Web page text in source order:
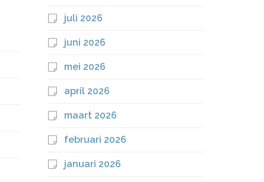
juli 2026
juni 2026
mei 2026
april 2026
maart 2026
februari 2026
januari 2026